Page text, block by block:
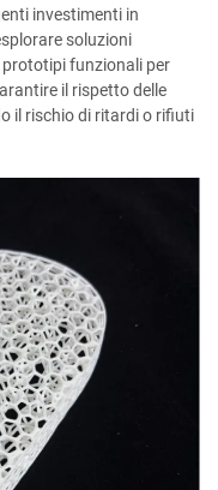
investimenti in
soluzioni
funzionali per
il rispetto delle
il rischio di ritardi o rifiuti